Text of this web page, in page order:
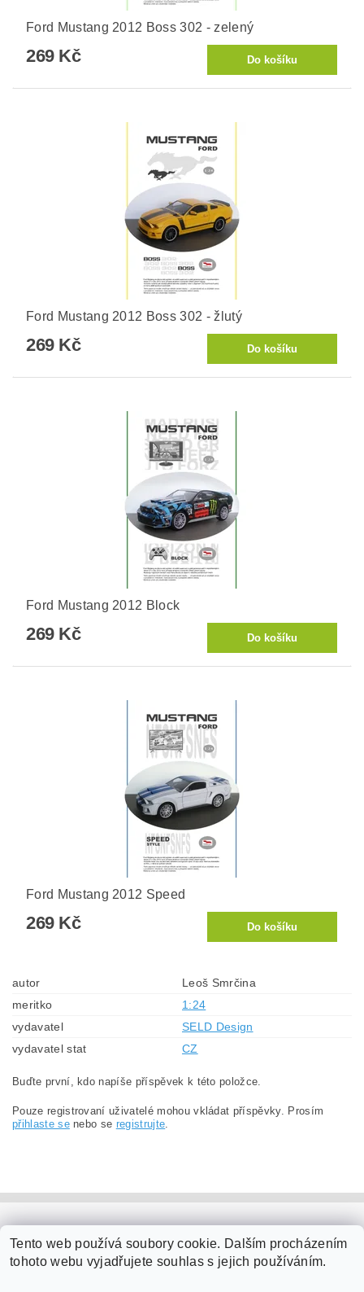
Ford Mustang 2012 Boss 302 - zelený
269 Kč
Ford Mustang 2012 Boss 302 - žlutý
269 Kč
Ford Mustang 2012 Block
269 Kč
Ford Mustang 2012 Speed
269 Kč
autor
Leoš Smrčina
meritko
1:24
vydavatel
SELD Design
vydavatel stat
CZ
Buďte první, kdo napíše příspěvek k této položce.
Pouze registrovaní uživatelé mohou vkládat příspěvky. Prosím
přihlaste senebo se registrujte.
Tento web používá soubory cookie. Dalším procházením
tohoto webu vyjadřujete souhlas s jejich používáním.